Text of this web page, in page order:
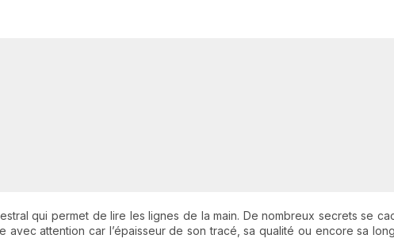
qui permet de lire les lignes de la main. De nombreux secrets se
attention car l’épaisseur de son tracé, sa qualité ou encore sa